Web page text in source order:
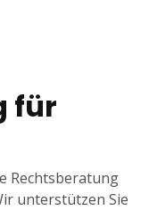
für
Rechtsberatung
unterstützen Sie